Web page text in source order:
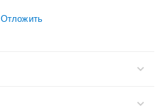
Отложить